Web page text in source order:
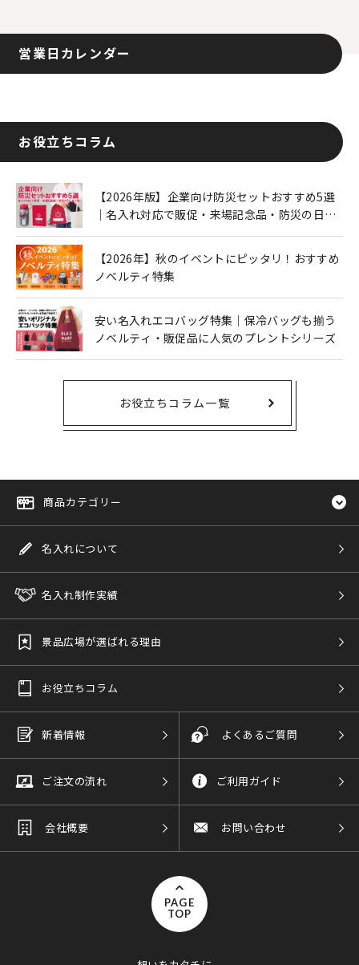
営業日カレンダー
お役立ちコラム
【2026年版】企業向け防災セットおすすめ5選
｜名入れ対応で販促・来場記念品・防災の日に
【2026年】秋のイベントにピッタリ！おすすめ
ノベルティ特集
安い名入れエコバッグ特集｜保冷バッグも揃う
ノベルティ・販促品に人気のプレントシリーズ
お役立ちコラム一覧
商品カテゴリー
名入れについて
名入れ制作実績
景品広場が選ばれる理由
お役立ちコラム
新着情報 よくあるご質問
ご注文の流れ ご利用ガイド
会社概要 お問い合わせ
PAGE
TOP